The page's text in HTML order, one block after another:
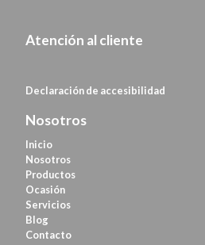
Atención al cliente
Declaración de accesibilidad
Nosotros
Inicio
Nosotros
Productos
Ocasión
Servicios
Blog
Contacto